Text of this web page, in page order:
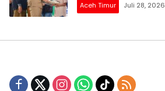
Aceh Timur Juli 28, 2026